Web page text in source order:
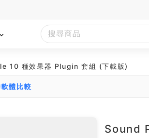
10 種效果器 Plugin 套組 (下載版)
體比較
Sound